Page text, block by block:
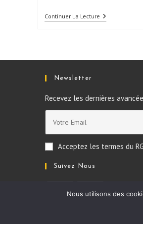
Continuer La Lecture
Newsletter
Recevez les dernières
Acceptez les termes du
Suivez Nous
Nous utilisons des